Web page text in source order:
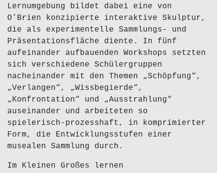
Lernumgebung bildet dabei eine von
O’Brien konzipierte interaktive Skulptur,
die als experimentelle Sammlungs- und
Präsentationsfläche diente. In fünf
aufeinander aufbauenden Workshops setzten
sich verschiedene Schülergruppen
nacheinander mit den Themen „Schöpfung“,
„Verlangen“, „Wissbegierde“,
„Konfrontation“ und „Ausstrahlung“
auseinander und arbeiteten so
spielerisch-prozesshaft, in komprimierter
Form, die Entwicklungsstufen einer
musealen Sammlung durch.
Im Kleinen Großes lernen